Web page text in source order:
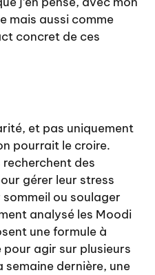
mais aussi comme
concret de ces
et pas uniquement
pourrait le croire.
des
gérer leur stress
ou soulager
analysé les Moodi
une formule à
agir sur plusieurs
dernière, une